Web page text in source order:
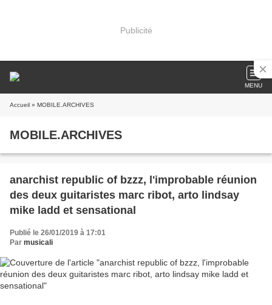
Publicité
MENU
Accueil » MOBILE.ARCHIVES
MOBILE.ARCHIVES
anarchist republic of bzzz, l'improbable réunion
des deux guitaristes marc ribot, arto lindsay
mike ladd et sensational
Publié le 26/01/2019 à 17:01
Par musicali